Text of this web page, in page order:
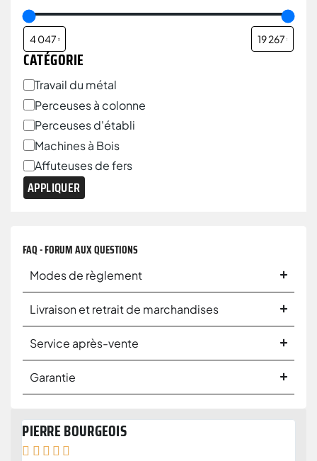
CATÉGORIE
Travail du métal
Perceuses à colonne
Perceuses d'établi
Machines à Bois
Affuteuses de fers
APPLIQUER
FAQ - FORUM AUX QUESTIONS
Modes de règlement
Livraison et retrait de marchandises
Service après-vente
Garantie
PIERRE BOURGEOIS
    